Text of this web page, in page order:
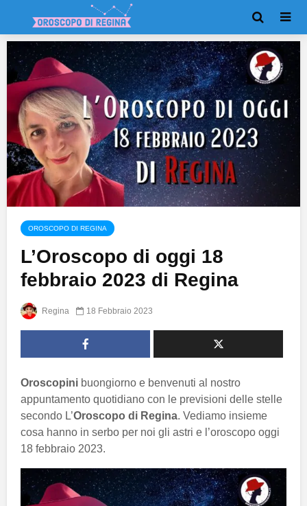
OROSCOPO DI REGINA
L’Oroscopo di oggi 18
febbraio 2023 di Regina
Regina 18 Febbraio 2023
Oroscopini buongiorno e benvenuti al nostro
appuntamento quotidiano con le previsioni delle stelle
secondo L’Oroscopo di Regina. Vediamo insieme
cosa hanno in serbo per noi gli astri e l’oroscopo oggi
18 febbraio 2023.